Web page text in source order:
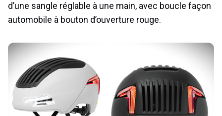
d’une sangle réglable à une main, avec boucle façon
automobile à bouton d’ouverture rouge.